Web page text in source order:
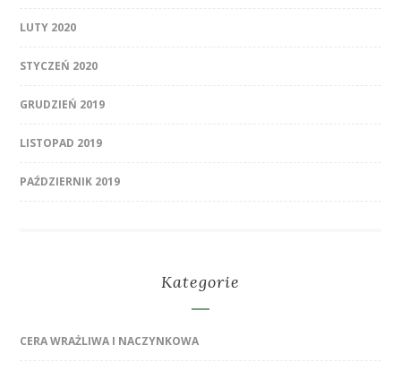
LUTY 2020
STYCZEŃ 2020
GRUDZIEŃ 2019
LISTOPAD 2019
PAŹDZIERNIK 2019
Kategorie
CERA WRAŻLIWA I NACZYNKOWA